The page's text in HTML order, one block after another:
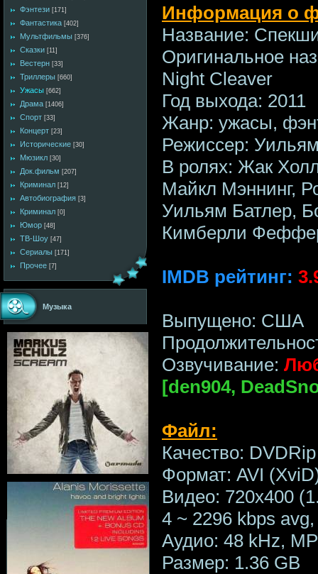
Фэнтези [171]
Фантастика [402]
Мультфильмы [376]
Сказки [11]
Вестерн [33]
Триллеры [660]
Ужасы [662]
Драма [1406]
Спорт [33]
Концерт [23]
Исторические [30]
Мюзикл [30]
Док.фильм [207]
Криминал [12]
Автобиография [3]
Криминал [0]
Юмор [48]
ТВ-Шоу [47]
Сериалы [171]
Прочее [7]
Музыка
Информация о
Название:
Оригинальное
Night Cleaver
Год выхода: 2011
Жанр: ужасы,
Режиссер:
В ролях: Жак
Майкл Мэннинг,
Уильям Батлер,
Кимберли
IMDB рейтинг:
Выпущено: США
Озвучивание:
[den904,
Файл:
Качество: DVDRip
Формат: AVI
Видео: 720x400
4 ~ 2296 kbps
Аудио: 48 kHz,
Размер: 1.36 GB